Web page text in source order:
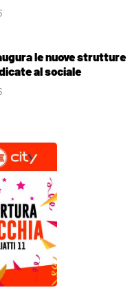
le nuove strutture
al sociale